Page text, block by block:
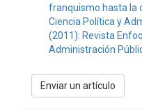
franquismo hasta la
Ciencia Política y
(2011): Revista
Administración
Enviar
unEnviar un artículo